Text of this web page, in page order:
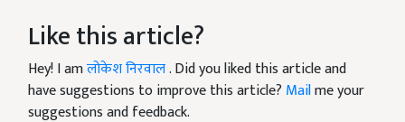
Like this article?
Hey! I amलोकेश निरवाल. Did you liked this article and
have suggestions to improve this article? Mailme your
suggestions and feedback.